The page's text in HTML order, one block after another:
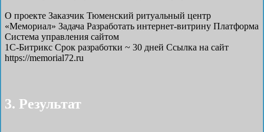
О проекте Заказчик Тюменский ритуальный центр
«Мемориал» Задача Разработать интернет-витрину Платформа
Система управления сайтом
1С-Битрикс Срок разработки ~ 30 дней Ссылка на сайт
https://memorial72.ru
3. Результат